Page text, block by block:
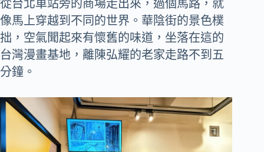
從台北車站旁的商場走出來，過個馬路，就
像馬上穿越到不同的世界。華陰街的景色樸
拙，空氣聞起來有懷舊的味道，坐落在這的
台灣漫畫基地，離陳弘耀的老家走路不到五
分鐘。